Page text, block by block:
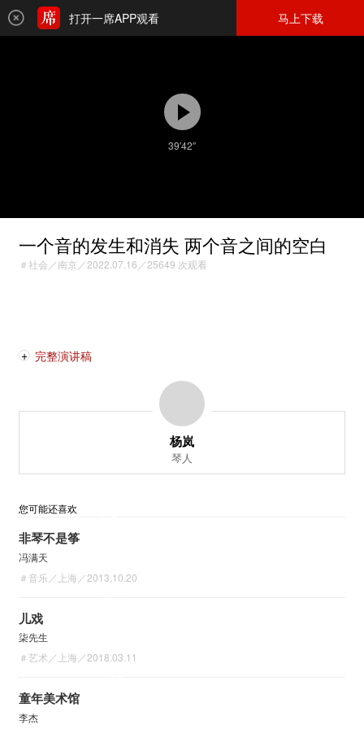
打开一席APP观看 马上下载
39′42″
一个音的发生和消失 两个音之间的空白
＃社会／南京／2022.07.16／25649 次观看
一个音的发生和消失
两个音之间的空白
大家好，我叫杨岚。我依然没有发清楚（我的名
字），因为一席给我的时间就十天，所以我没有时
间再去报一个普通话培训班。
我的自我介绍里面写的是“琴人”，不是杜拉斯的
《情人》，是古琴的“琴”。
像必须要有一个身份，而身份又是跟职业划等号
完整演讲稿
杨岚
琴人
您可能还喜欢
非琴不是筝
冯满天
＃音乐／上海／2013.10.20
儿戏
柒先生
＃艺术／上海／2018.03.11
童年美术馆
李杰